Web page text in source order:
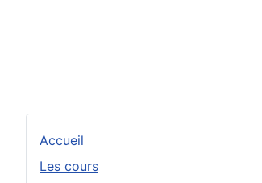
Accueil
Les cours